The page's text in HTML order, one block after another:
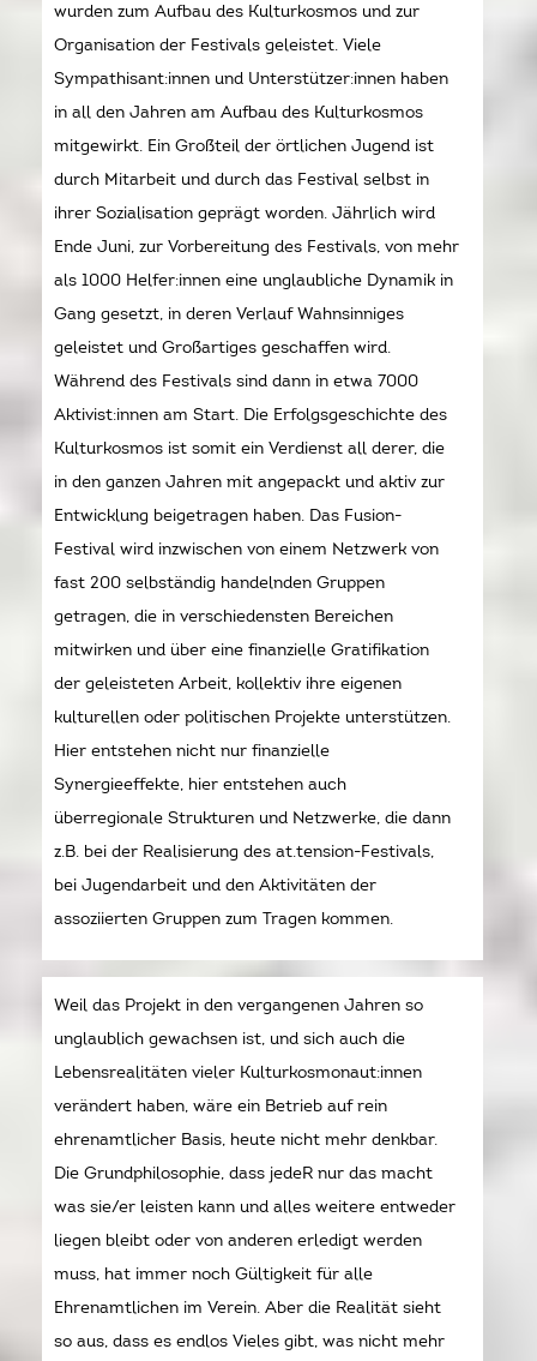
wurden zum Aufbau des Kulturkosmos und zur
Organisation der Festivals geleistet. Viele
Sympathisant:innen und Unterstützer:innen haben
in all den Jahren am Aufbau des Kulturkosmos
mitgewirkt. Ein Großteil der örtlichen Jugend ist
durch Mitarbeit und durch das Festival selbst in
ihrer Sozialisation geprägt worden. Jährlich wird
Ende Juni, zur Vorbereitung des Festivals, von mehr
als 1000 Helfer:innen eine unglaubliche Dynamik in
Gang gesetzt, in deren Verlauf Wahnsinniges
geleistet und Großartiges geschaffen wird.
Während des Festivals sind dann in etwa 7000
Aktivist:innen am Start. Die Erfolgsgeschichte des
Kulturkosmos ist somit ein Verdienst all derer, die
in den ganzen Jahren mit angepackt und aktiv zur
Entwicklung beigetragen haben. Das Fusion-
Festival wird inzwischen von einem Netzwerk von
fast 200 selbständig handelnden Gruppen
getragen, die in verschiedensten Bereichen
mitwirken und über eine finanzielle Gratifikation
der geleisteten Arbeit, kollektiv ihre eigenen
kulturellen oder politischen Projekte unterstützen.
Hier entstehen nicht nur finanzielle
Synergieeffekte, hier entstehen auch
überregionale Strukturen und Netzwerke, die dann
z.B. bei der Realisierung des at.tension-Festivals,
bei Jugendarbeit und den Aktivitäten der
assoziierten Gruppen zum Tragen kommen.
Weil das Projekt in den vergangenen Jahren so
unglaublich gewachsen ist, und sich auch die
Lebensrealitäten vieler Kulturkosmonaut:innen
verändert haben, wäre ein Betrieb auf rein
ehrenamtlicher Basis, heute nicht mehr denkbar.
Die Grundphilosophie, dass jedeR nur das macht
was sie/er leisten kann und alles weitere entweder
liegen bleibt oder von anderen erledigt werden
muss, hat immer noch Gültigkeit für alle
Ehrenamtlichen im Verein. Aber die Realität sieht
so aus, dass es endlos Vieles gibt, was nicht mehr